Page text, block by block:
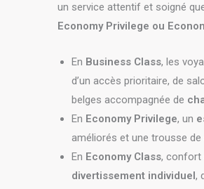
un service attentif et soigné
Economy Privilege ou
En Business Class, les
d’un accès prioritaire, de
belges accompagnée de
En Economy Privilege, un
améliorés et une trousse
En Economy Class, confort
divertissement individuel,